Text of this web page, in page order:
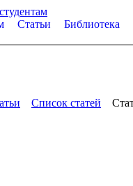
Статьи Библиотека
Список статей